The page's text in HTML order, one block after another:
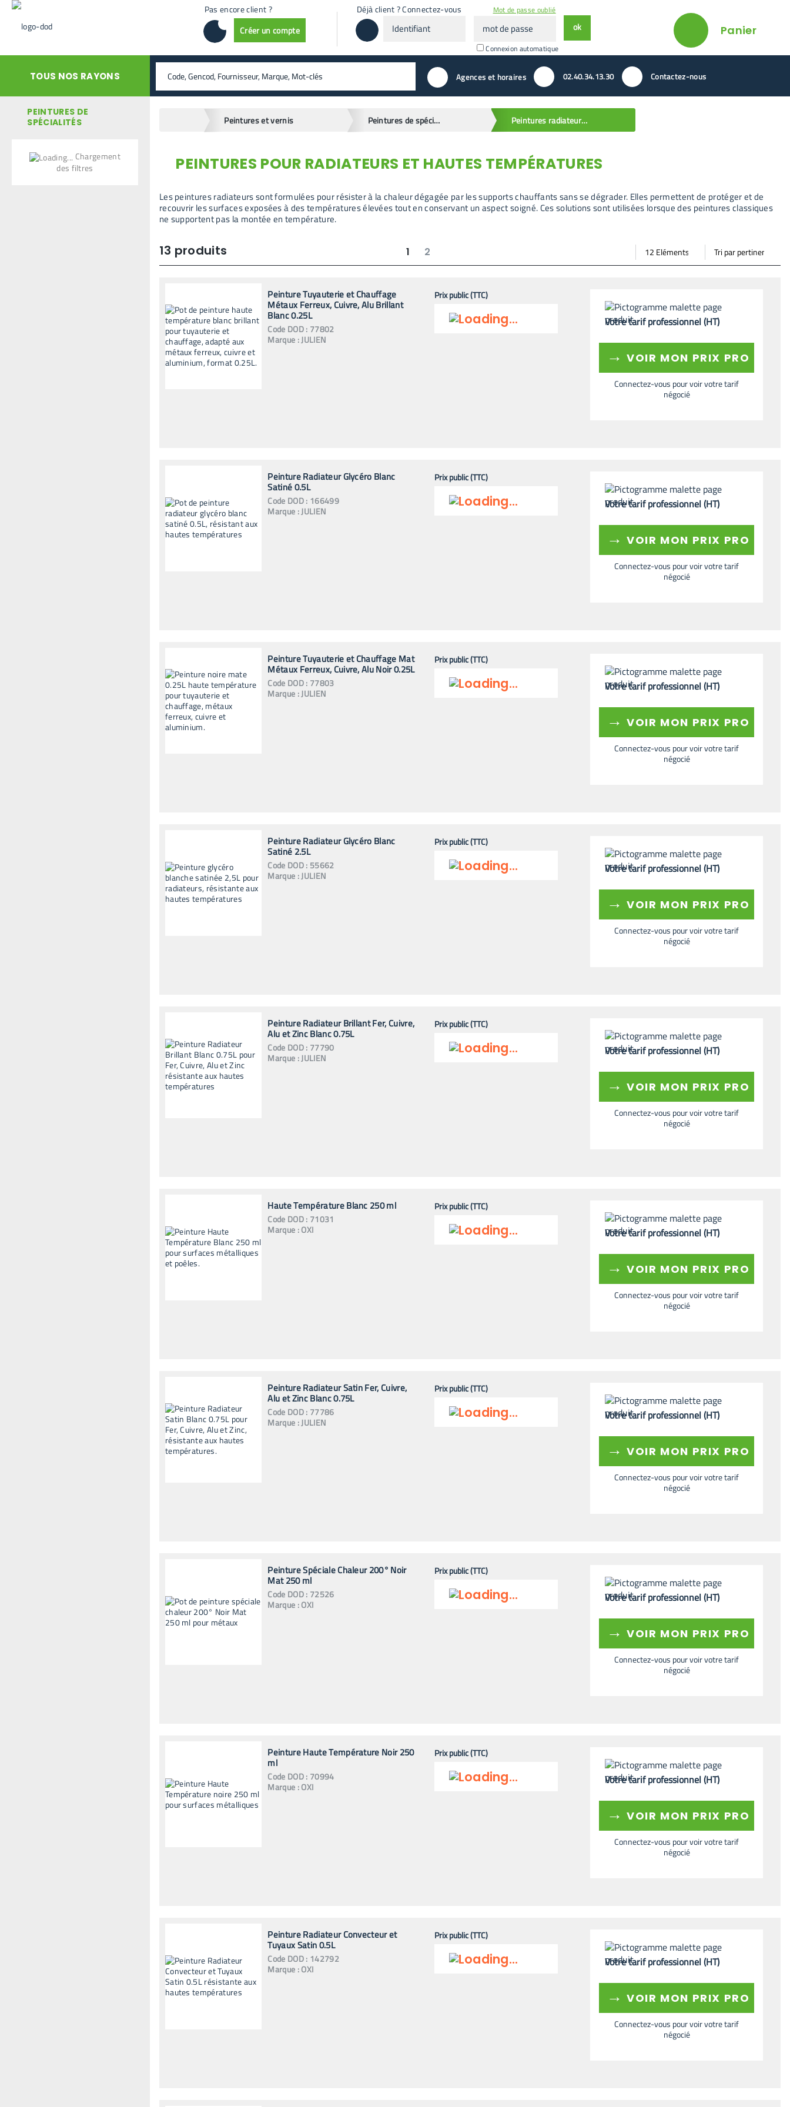
Pas encore client ?
Créer un compte
Déjà client ? Connectez-vous
passeConnexion automatique
Mot de passe oublié
ok Panier
TOUS NOS RAYONS rechercher valider Agences et horaires 02.40.34.13.30 Contactez-nous
PEINTURES DE
SPÉCIALITÉS
Chargement
des filtres
Peintures et vernis Peintures de spécialités Peintures radiateurs et hautes températures
retour en arrière
PEINTURES POUR RADIATEURS ET HAUTES TEMPÉRATURES
Les peintures radiateurs sont formulées pour résister à la chaleur dégagée par les supports chauffants sans se dégrader. Elles permettent de protéger et de
recouvrir les surfaces exposées à des températures élevées tout en conservant un aspect soigné. Ces solutions sont utilisées lorsque des peintures classiques
ne supportent pas la montée en température.
13 produits 1 2 Mode vignette
Mode bande
Par
page
Trier
par
Peinture Tuyauterie et Chauffage
Métaux Ferreux, Cuivre, Alu Brillant
Blanc 0.25L
Code DOD: 77802
Marque :JULIEN
Prix public (TTC)
Votre tarif professionnel (HT)
→ VOIR MON PRIX PRO
Connectez-vous pour voir votre tarif
négocié
Peinture Radiateur Glycéro Blanc
Satiné 0.5L
Code DOD: 166499
Marque :JULIEN
Prix public (TTC)
Votre tarif professionnel (HT)
→ VOIR MON PRIX PRO
Connectez-vous pour voir votre tarif
négocié
Peinture Tuyauterie et Chauffage Mat
Métaux Ferreux, Cuivre, Alu Noir 0.25L
Code DOD: 77803
Marque :JULIEN
Prix public (TTC)
Votre tarif professionnel (HT)
→ VOIR MON PRIX PRO
Connectez-vous pour voir votre tarif
négocié
Peinture Radiateur Glycéro Blanc
Satiné 2.5L
Code DOD: 55662
Marque :JULIEN
Prix public (TTC)
Votre tarif professionnel (HT)
→ VOIR MON PRIX PRO
Connectez-vous pour voir votre tarif
négocié
Peinture Radiateur Brillant Fer, Cuivre,
Alu et Zinc Blanc 0.75L
Code DOD: 77790
Marque :JULIEN
Prix public (TTC)
Votre tarif professionnel (HT)
→ VOIR MON PRIX PRO
Connectez-vous pour voir votre tarif
négocié
Haute Température Blanc 250 ml
Code DOD: 71031
Marque :OXI
Prix public (TTC)
Votre tarif professionnel (HT)
→ VOIR MON PRIX PRO
Connectez-vous pour voir votre tarif
négocié
Peinture Radiateur Satin Fer, Cuivre,
Alu et Zinc Blanc 0.75L
Code DOD: 77786
Marque :JULIEN
Prix public (TTC)
Votre tarif professionnel (HT)
→ VOIR MON PRIX PRO
Connectez-vous pour voir votre tarif
négocié
Peinture Spéciale Chaleur 200° Noir
Mat 250 ml
Code DOD: 72526
Marque :OXI
Prix public (TTC)
Votre tarif professionnel (HT)
→ VOIR MON PRIX PRO
Connectez-vous pour voir votre tarif
négocié
Peinture Haute Température Noir 250
ml
Code DOD: 70994
Marque :OXI
Prix public (TTC)
Votre tarif professionnel (HT)
→ VOIR MON PRIX PRO
Connectez-vous pour voir votre tarif
négocié
Peinture Radiateur Convecteur et
Tuyaux Satin 0.5L
Code DOD: 142792
Marque :OXI
Prix public (TTC)
Votre tarif professionnel (HT)
→ VOIR MON PRIX PRO
Connectez-vous pour voir votre tarif
négocié